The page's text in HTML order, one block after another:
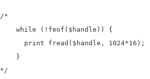
/*
    while (!feof($handle)) {
      print fread($handle, 1024*16);
    }
*/